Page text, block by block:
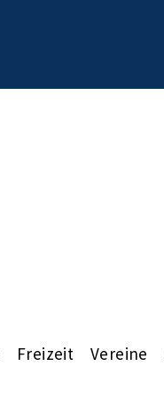
Freizeit Vereine